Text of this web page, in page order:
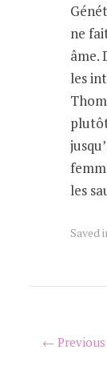
ne
âme.
les
les
Saved
← Previous